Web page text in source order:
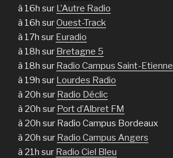
à 16h sur L’Autre Radio
à 16h surOuest-Track
à 17h sur Euradio
à 18h sur Bretagne 5
à 18h sur Radio Campus Saint-Etienne
à 19h sur Lourdes Radio
à 20h sur Radio Déclic
à 20h sur Port d’Albret FM
à 20h sur Radio Campus Bordeaux
à 20h sur Radio Campus Angers
à 21h sur Radio Ciel Bleu